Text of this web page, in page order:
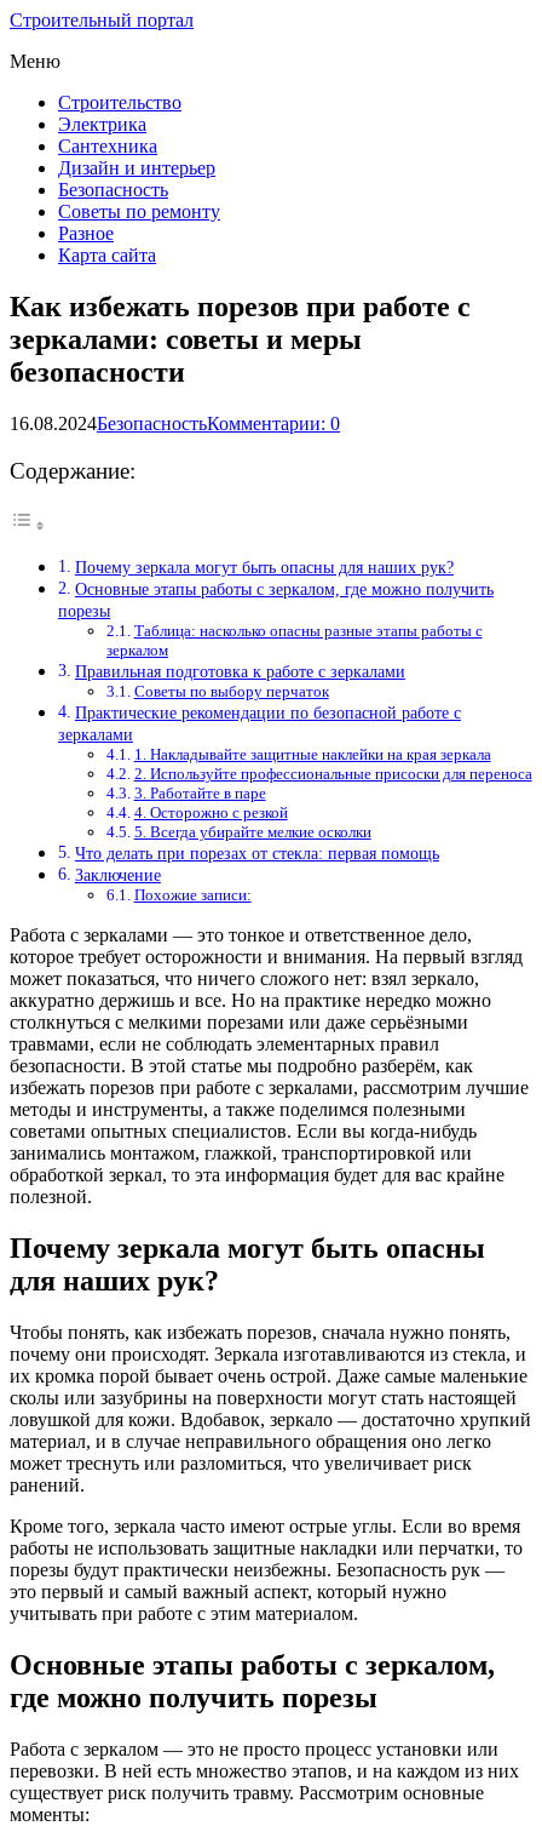
Строительный портал
Меню
Строительство
Электрика
Сантехника
Дизайн и интерьер
Безопасность
Советы по ремонту
Разное
Карта сайта
Как избежать порезов при работе с
зеркалами: советы и меры
безопасности
16.08.2024БезопасностьКомментарии: 0
Содержание:
Почему зеркала могут быть опасны для наших рук?
Основные этапы работы с зеркалом, где можно получить
порезы
Таблица: насколько опасны разные этапы работы с
зеркалом
Правильная подготовка к работе с зеркалами
Советы по выбору перчаток
Практические рекомендации по безопасной работе с
зеркалами
1. Накладывайте защитные наклейки на края зеркала
2. Используйте профессиональные присоски для переноса
3. Работайте в паре
4. Осторожно с резкой
5. Всегда убирайте мелкие осколки
Что делать при порезах от стекла: первая помощь
Заключение
Похожие записи:
Работа с зеркалами — это тонкое и ответственное дело,
которое требует осторожности и внимания. На первый взгляд
может показаться, что ничего сложого нет: взял зеркало,
аккуратно держишь и все. Но на практике нередко можно
столкнуться с мелкими порезами или даже серьёзными
травмами, если не соблюдать элементарных правил
безопасности. В этой статье мы подробно разберём, как
избежать порезов при работе с зеркалами, рассмотрим лучшие
методы и инструменты, а также поделимся полезными
советами опытных специалистов. Если вы когда-нибудь
занимались монтажом, глажкой, транспортировкой или
обработкой зеркал, то эта информация будет для вас крайне
полезной.
Почему зеркала могут быть опасны
для наших рук?
Чтобы понять, как избежать порезов, сначала нужно понять,
почему они происходят. Зеркала изготавливаются из стекла, и
их кромка порой бывает очень острой. Даже самые маленькие
сколы или зазубрины на поверхности могут стать настоящей
ловушкой для кожи. Вдобавок, зеркало — достаточно хрупкий
материал, и в случае неправильного обращения оно легко
может треснуть или разломиться, что увеличивает риск
ранений.
Кроме того, зеркала часто имеют острые углы. Если во время
работы не использовать защитные накладки или перчатки, то
порезы будут практически неизбежны. Безопасность рук —
это первый и самый важный аспект, который нужно
учитывать при работе с этим материалом.
Основные этапы работы с зеркалом,
где можно получить порезы
Работа с зеркалом — это не просто процесс установки или
перевозки. В ней есть множество этапов, и на каждом из них
существует риск получить травму. Рассмотрим основные
моменты: